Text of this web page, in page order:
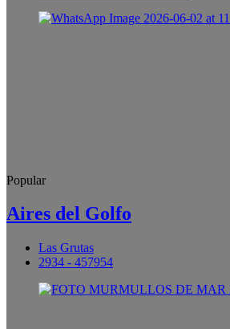
Popular
Aires del Golfo
Las Grutas
2934 - 457954